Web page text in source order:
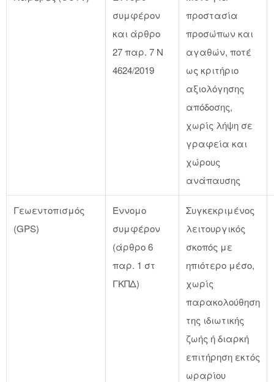
συμφέρον
και άρθρο
27 παρ. 7 Ν
4624/2019
προστασία
προσώπων και
αγαθών, ποτέ
ως κριτήριο
αξιολόγησης
απόδοσης,
χωρίς λήψη σε
γραφεία και
χώρους
ανάπαυσης
Γεωεντοπισμός
(GPS)
Έννομο
συμφέρον
(άρθρο 6
παρ. 1 στ
ΓΚΠΔ)
Συγκεκριμένος
λειτουργικός
σκοπός με
ηπιότερο μέσο,
χωρίς
παρακολούθηση
της ιδιωτικής
ζωής ή διαρκή
επιτήρηση εκτός
ωραρίου